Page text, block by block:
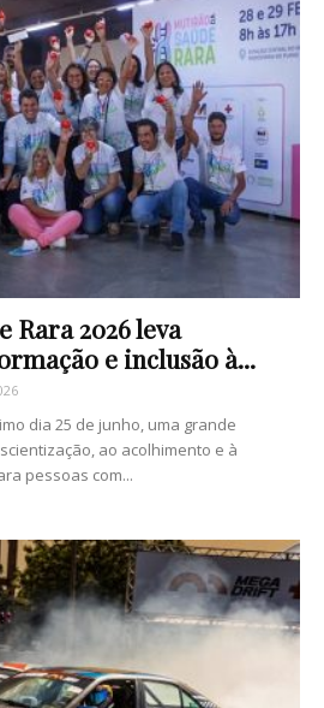
Rara 2026 leva
e inclusão à...
dia 25 de junho, uma grande
ao acolhimento e à
pessoas com...